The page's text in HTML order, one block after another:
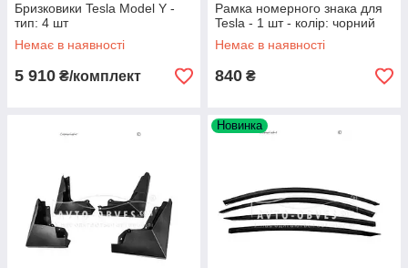
Бризковики Tesla Model Y -
тип: 4 шт
Немає в наявності
5 910 ₴/комплект
Рамка номерного знака для
Tesla - 1 шт - колір: чорний
Немає в наявності
840 ₴
Новинка